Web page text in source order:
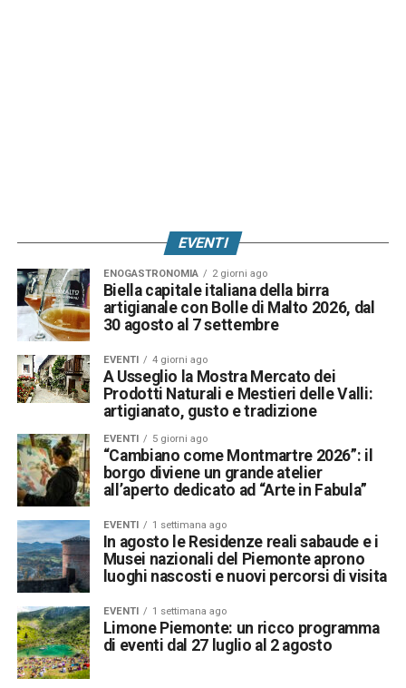
EVENTI
ENOGASTRONOMIA 2 giorni ago
Biella capitale italiana della birra
artigianale con Bolle di Malto 2026, dal
30 agosto al 7 settembre
EVENTI 4 giorni ago
A Usseglio la Mostra Mercato dei
Prodotti Naturali e Mestieri delle Valli:
artigianato, gusto e tradizione
EVENTI 5 giorni ago
“Cambiano come Montmartre 2026”: il
borgo diviene un grande atelier
all’aperto dedicato ad “Arte in Fabula”
EVENTI 1 settimana ago
In agosto le Residenze reali sabaude e i
Musei nazionali del Piemonte aprono
luoghi nascosti e nuovi percorsi di visita
EVENTI 1 settimana ago
Limone Piemonte: un ricco programma
di eventi dal 27 luglio al 2 agosto